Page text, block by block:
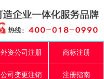
外资公司注册 商标注册
公司变更注销 注册指南